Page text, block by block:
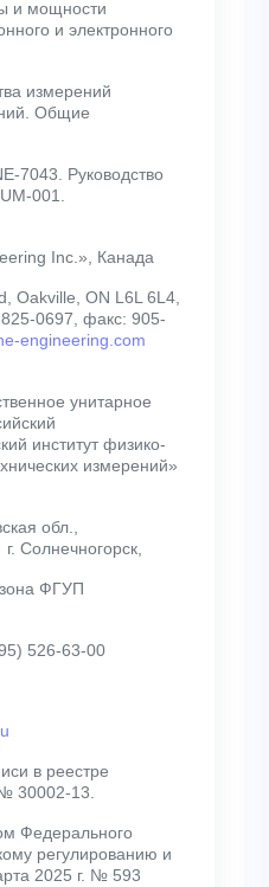
и мощности
и электронного
измерений
Общие
7043. Руководство
001.
Inc.», Канада
Oakville, ON L6L 6L4,
0697, факс: 905-
engineering.com
унитарное
институт физико-
измерений»
обл.,
Солнечногорск,
ФГУП
526-63-00
в реестре
30002-13.
Федерального
регулированию и
2025 г. № 593